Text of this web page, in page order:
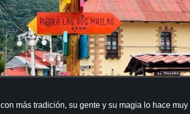
con más tradición, su gente y su magia lo hace muy